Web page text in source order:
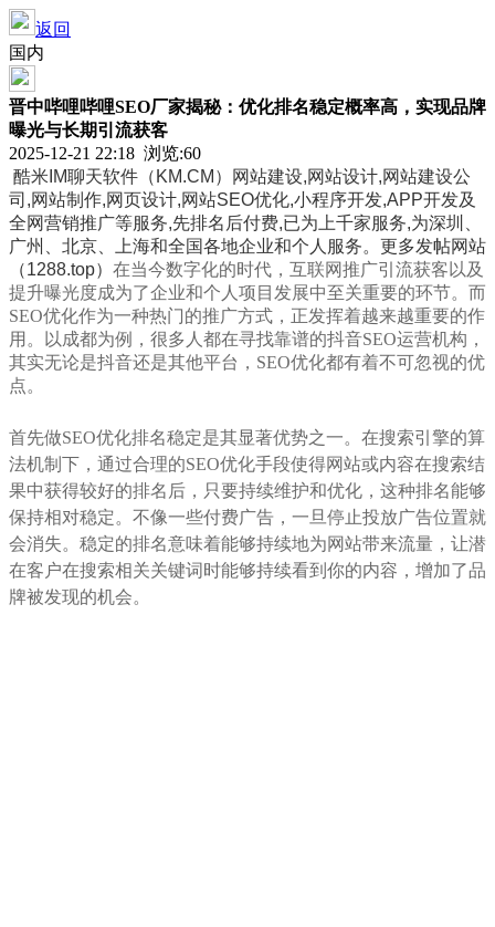
返回
国内
晋中哔哩哔哩SEO厂家揭秘：优化排名稳定概率高，实现品牌
曝光与长期引流获客
2025-12-21 22:18 浏览:60
酷米IM聊天软件（KM.CM）
网站建设,网站设计,网站建设公
司,网站制作,网页设计,网站SEO优化,小程序开发,APP开发及
全网营销推广等服务,先排名后付费,已为上千家服务,为深圳、
广州、北京、上海和全国各地企业和个人服务。更多发帖网站
（1288.top） 在当今数字化的时代，互联网推广引流获客以及
提升曝光度成为了企业和个人项目发展中至关重要的环节。而
SEO优化作为一种热门的推广方式，正发挥着越来越重要的作
用。以成都为例，很多人都在寻找靠谱的抖音SEO运营机构，
其实无论是抖音还是其他平台，SEO优化都有着不可忽视的优
点。
首先做SEO优化排名稳定是其显著优势之一。在搜索引擎的算
法机制下，通过合理的SEO优化手段使得网站或内容在搜索结
果中获得较好的排名后，只要持续维护和优化，这种排名能够
保持相对稳定。不像一些付费广告，一旦停止投放广告位置就
会消失。稳定的排名意味着能够持续地为网站带来流量，让潜
在客户在搜索相关关键词时能够持续看到你的内容，增加了品
牌被发现的机会。